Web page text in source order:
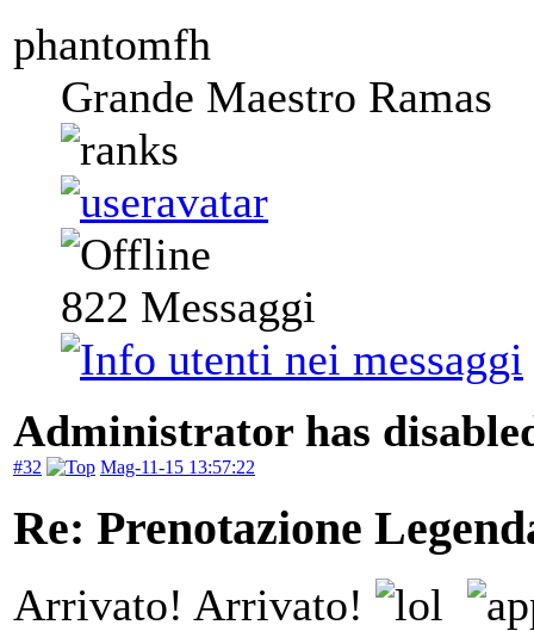
phantomfh
Grande Maestro Ramas
822 Messaggi
Administrator has
#32 Mag-11-15 13:57:22
Re: Prenotazione
Arrivato! Arrivato!